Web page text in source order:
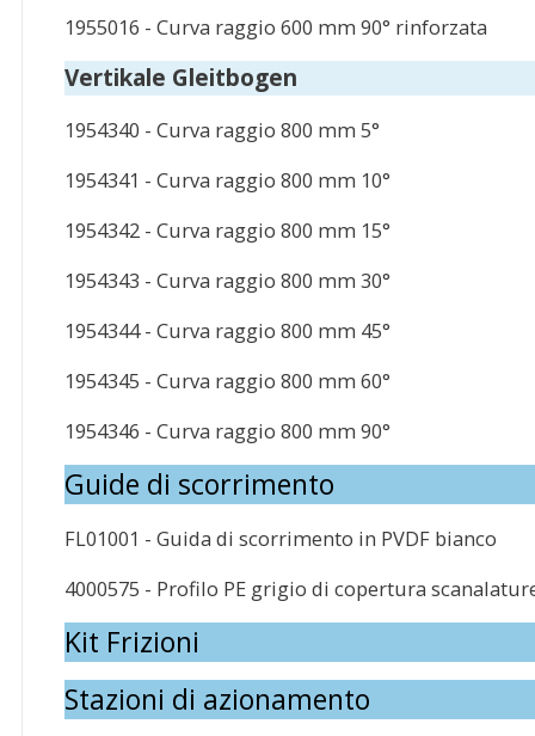
1955016 - Curva raggio 600 mm 90° rinforzata
Vertikale Gleitbogen
1954340 - Curva raggio 800 mm 5°
1954341 - Curva raggio 800 mm 10°
1954342 - Curva raggio 800 mm 15°
1954343 - Curva raggio 800 mm 30°
1954344 - Curva raggio 800 mm 45°
1954345 - Curva raggio 800 mm 60°
1954346 - Curva raggio 800 mm 90°
Guide di scorrimento
FL01001 - Guida di scorrimento in PVDF bianco
4000575 - Profilo PE grigio di copertura
Kit Frizioni
Stazioni di azionamento